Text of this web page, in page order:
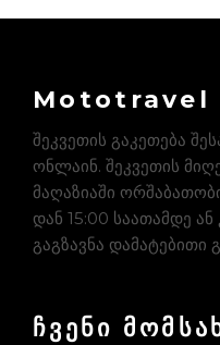
Mototravel
შეკვეთის გაკეთება
ონლაინ. შეკვეთის
მაღაზიაში
დან 15:00 საათამდე
გაგზავნა დამატებითი
ჩვენი